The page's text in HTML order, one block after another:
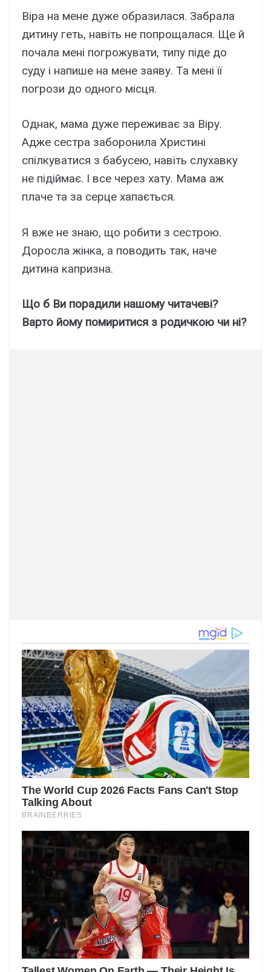
Віра на мене дуже образилася. Забрала
дитину геть, навіть не попрощалася. Ще й
почала мені погрожувати, типу піде до
суду і напише на мене заяву. Та мені її
погрози до одного місця.
Однак, мама дуже переживає за Віру.
Адже сестра заборонила Христині
спілкуватися з бабусею, навіть слухавку
не підіймає. І все через хату. Мама аж
плаче та за серце хапається.
Я вже не знаю, що робити з сестрою.
Доросла жінка, а поводить так, наче
дитина капризна.
Що б Ви порадили нашому читачеві?
Варто йому помиритися з родичкою чи ні?